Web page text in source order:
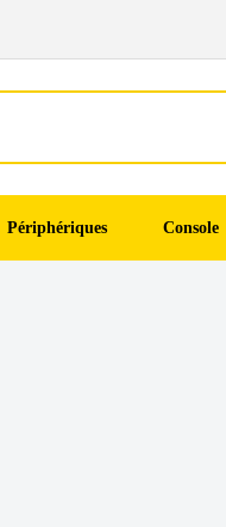
Périphériques Console